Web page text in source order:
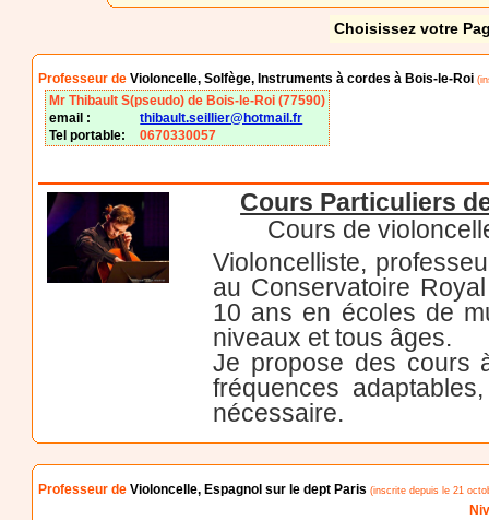
Choisissez votre
Professeur deVioloncelle, Solfège, Instruments à cordes à Bois-le-Roi
Mr Thibault S(pseudo) de Bois-le-Roi (77590)
email :
thibault.seillier@hotmail.fr
Tel portable:
0670330057
Cours Particuliers
Cours de
Violoncelliste,
au Conservatoire
10 ans en écoles de
niveaux et tous âges.
Je propose des cours
fréquences
nécessaire.
Professeur deVioloncelle, Espagnol sur le dept Paris (inscrite depuis le 21